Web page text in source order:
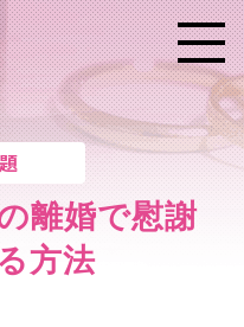
メニ
離婚で慰謝
方法